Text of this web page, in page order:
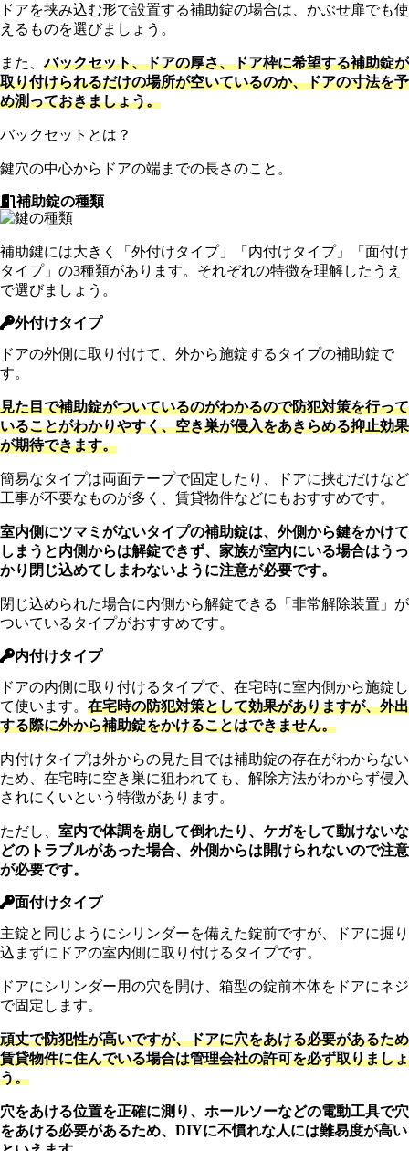
ドアを挟み込む形で設置する補助錠の場合は、かぶせ扉でも使
えるものを選びましょう。
また、バックセット、ドアの厚さ、ドア枠に希望する補助錠が
取り付けられるだけの場所が空いているのか、ドアの寸法を予
め測っておきましょう。
バックセットとは？
鍵穴の中心からドアの端までの長さのこと。
補助錠の種類
補助鍵には大きく「外付けタイプ」「内付けタイプ」「面付け
タイプ」の3種類があります。それぞれの特徴を理解したうえ
で選びましょう。
外付けタイプ
ドアの外側に取り付けて、外から施錠するタイプの補助錠で
す。
見た目で補助錠がついているのがわかるので防犯対策を行って
いることがわかりやすく、空き巣が侵入をあきらめる抑止効果
が期待できます。
簡易なタイプは両面テープで固定したり、ドアに挟むだけなど
工事が不要なものが多く、賃貸物件などにもおすすめです。
室内側にツマミがないタイプの補助錠は、外側から鍵をかけて
しまうと内側からは解錠できず、家族が室内にいる場合はうっ
かり閉じ込めてしまわないように注意が必要です。
閉じ込められた場合に内側から解錠できる「非常解除装置」が
ついているタイプがおすすめです。
内付けタイプ
ドアの内側に取り付けるタイプで、在宅時に室内側から施錠し
て使います。 在宅時の防犯対策として効果がありますが、外出
する際に外から補助錠をかけることはできません。
内付けタイプは外からの見た目では補助錠の存在がわからない
ため、在宅時に空き巣に狙われても、解除方法がわからず侵入
されにくいという特徴があります。
ただし、 室内で体調を崩して倒れたり、ケガをして動けないな
どのトラブルがあった場合、外側からは開けられないので注意
が必要です。
面付けタイプ
主錠と同じようにシリンダーを備えた錠前ですが、ドアに掘り
込まずにドアの室内側に取り付けるタイプです。
ドアにシリンダー用の穴を開け、箱型の錠前本体をドアにネジ
で固定します。
頑丈で防犯性が高いですが、ドアに穴をあける必要があるため
賃貸物件に住んでいる場合は管理会社の許可を必ず取りましょ
う。
穴をあける位置を正確に測り、ホールソーなどの電動工具で穴
をあける必要があるため、DIYに不慣れな人には難易度が高い